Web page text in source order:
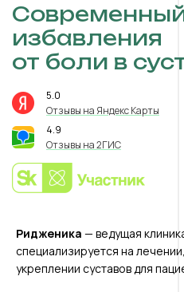
избавления
от боли в
5.0
Отзывы на Яндекс Карты
4.9
Отзывы на 2ГИС
Ридженика — ведущая
специализируется на
укреплении суставов для